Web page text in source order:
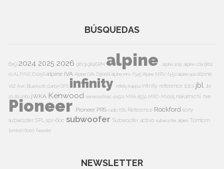
BÚSQUEDAS
6x9 2024 2025 2026 9613i9846RM alpine alpine 105r alpine cda 9812
rbALPINE D105Ralpine IVA Alpine IVA-D900Ralpine mrv-f345Alpine MRV-f450alpine spxalpine
v12 Avic BluetoothclarionGPS infinity Infinity kappa Infinity reference 10cs jbl
Jbl
20 Jbl 2060 jWKA Kenwood kenwood kac-ps521 MRA d550 MRD-M1005 nakamichi nve
Pioneer Pioneer PRS radio rds Reference Rockford sony
subwoofer SPL spr-60c subwoofer Subwoofer activo subwoofer alpine Tomtom
tomtom 6000Tweeter
NEWSLETTER